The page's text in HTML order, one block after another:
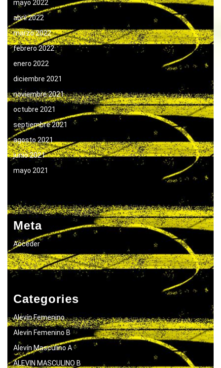
mayo 2022
abril 2022
marzo 2022
febrero 2022
enero 2022
diciembre 2021
noviembre 2021
octubre 2021
septiembre 2021
agosto 2021
junio 2021
mayo 2021
Meta
Acceder
Categories
Alevín Femenino
Alevín Femenino B
Alevín Masculino A
ALEVIN MASCULINO B